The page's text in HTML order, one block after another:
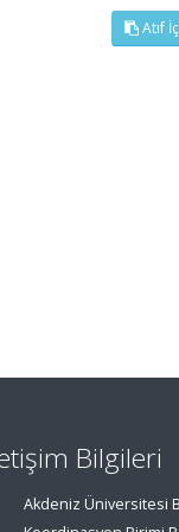
Atıf
Bilgileri
Akdeniz Üniversitesi